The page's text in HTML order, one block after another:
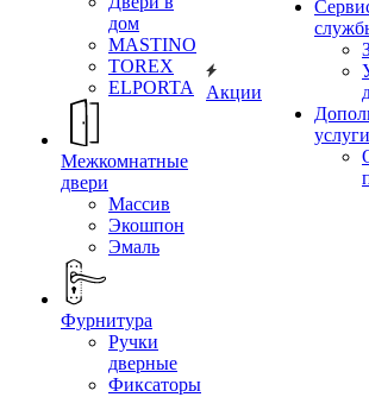
дом
MASTINO
TOREX
ELPORTA
Межкомнатные
двери
Массив
Экошпон
Эмаль
Фурнитура
Ручки
дверные
Фиксаторы
Акции
услуги